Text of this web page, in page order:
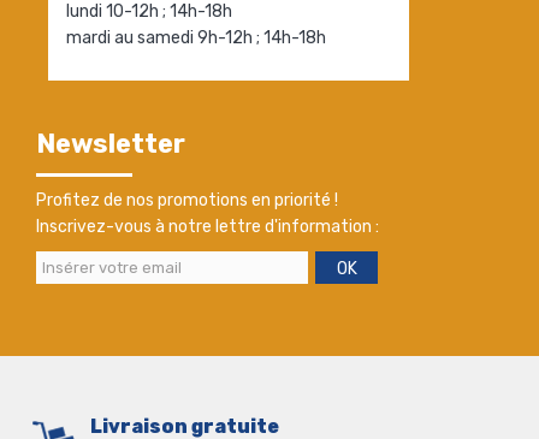
lundi 10-12h ; 14h-18h
mardi au samedi 9h-12h ; 14h-18h
Newsletter
Profitez de nos promotions en priorité !
Inscrivez-vous à notre lettre d'information :
OK
Livraison gratuite